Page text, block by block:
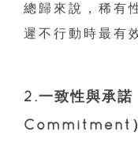
總歸來說，稀有
遲不行動時最有
2.一致性與承
Commitment